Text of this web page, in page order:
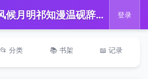
📖 如晚风候月明祁知漫温砚辞已完结小说_如晚风候月明祁知漫温砚辞全文免费阅读无弹窗大结局 登录
📂 分类 📚 书架 📖 记录